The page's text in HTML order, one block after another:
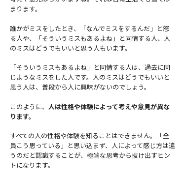
まります。
誰かがミスをしたとき、「なんでミスをするんだ」と怒
る人や、「そういうミスもあるよね」と同情する人、人
のミスはどうでもいいと思う人もいます。
「そういうミスもあるよね」と同情する人は、過去に同
じようなミスをした人です。人のミスはどうでもいいと
思う人は、普段から人に興味がないのでしょう。
このように、 人は性格や体験によって考えや意見が異な
ります。
すべての人の性格や体験を知ることはできません。「全
員こう思っている」と思い込まず、人によって感じ方は違
うのだと認識することが、極端な思考から抜け出すヒン
トになります。